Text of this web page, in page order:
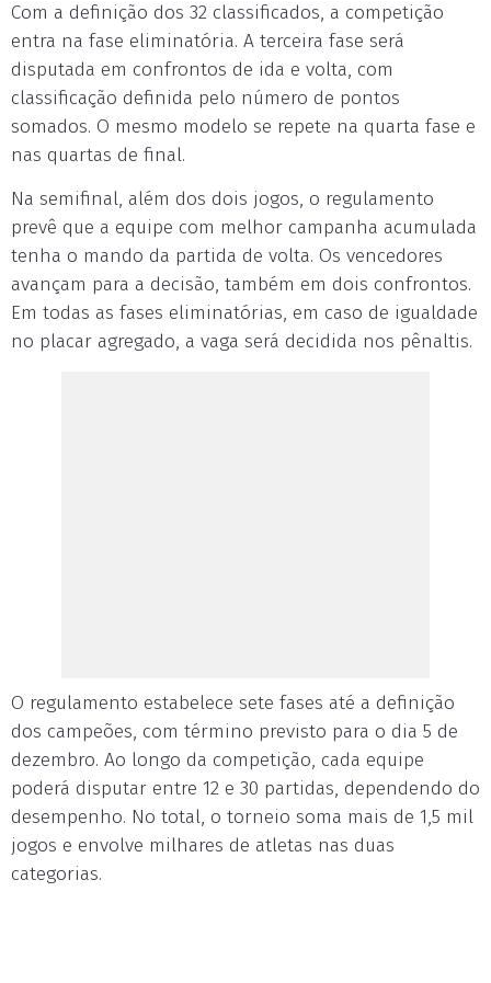
Com a definição dos 32 classificados, a competição
entra na fase eliminatória. A terceira fase será
disputada em confrontos de ida e volta, com
classificação definida pelo número de pontos
somados. O mesmo modelo se repete na quarta fase e
nas quartas de final.
Na semifinal, além dos dois jogos, o regulamento
prevê que a equipe com melhor campanha acumulada
tenha o mando da partida de volta. Os vencedores
avançam para a decisão, também em dois confrontos.
Em todas as fases eliminatórias, em caso de igualdade
no placar agregado, a vaga será decidida nos pênaltis.
O regulamento estabelece sete fases até a definição
dos campeões, com término previsto para o dia 5 de
dezembro. Ao longo da competição, cada equipe
poderá disputar entre 12 e 30 partidas, dependendo do
desempenho. No total, o torneio soma mais de 1,5 mil
jogos e envolve milhares de atletas nas duas
categorias.